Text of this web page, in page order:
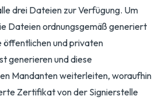
drei Dateien zur Verfügung. Um
Dateien ordnungsgemäß generiert
öffentlichen und privaten
generieren und diese
Mandanten weiterleiten, woraufhin
Zertifikat von der Signierstelle